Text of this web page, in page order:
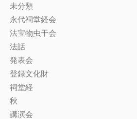
未分類
永代祠堂経会
法宝物虫干会
法話
発表会
登録文化財
祠堂経
秋
講演会